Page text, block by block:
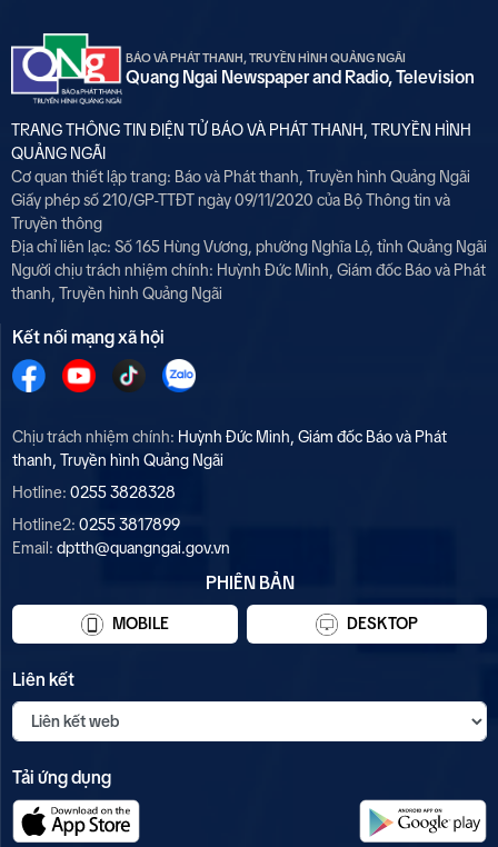
BÁO VÀ PHÁT THANH, TRUYỀN HÌNH QUẢNG NGÃI
Quang Ngai Newspaper and Radio, Television
TRANG THÔNG TIN ĐIỆN TỬ BÁO VÀ PHÁT THANH, TRUYỀN HÌNH
QUẢNG NGÃI
Cơ quan thiết lập trang: Báo và Phát thanh, Truyền hình Quảng Ngãi
Giấy phép số 210/GP-TTĐT ngày 09/11/2020 của Bộ Thông tin và
Truyền thông
Địa chỉ liên lạc: Số 165 Hùng Vương, phường Nghĩa Lộ, tỉnh Quảng Ngãi
Người chịu trách nhiệm chính: Huỳnh Đức Minh, Giám đốc Báo và Phát
thanh, Truyền hình Quảng Ngãi
Kết nối mạng xã hội
Chịu trách nhiệm chính: Huỳnh Đức Minh, Giám đốc Báo và Phát
thanh, Truyền hình Quảng Ngãi
Hotline: 0255 3828328
Hotline2: 0255 3817899
Email: dptth@quangngai.gov.vn
PHIÊN BẢN
MOBILE DESKTOP
Liên kết
Tải ứng dụng